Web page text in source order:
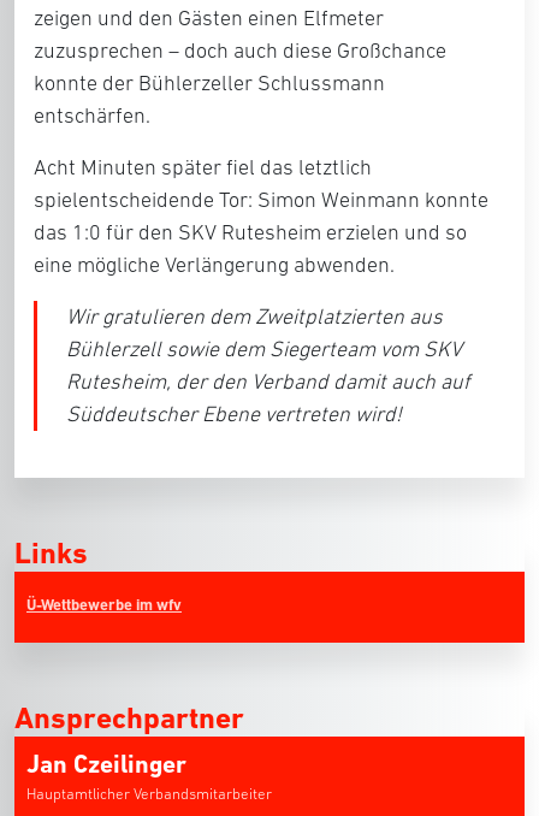
zeigen und den Gästen einen Elfmeter
zuzusprechen – doch auch diese Großchance
konnte der Bühlerzeller Schlussmann
entschärfen.
Acht Minuten später fiel das letztlich
spielentscheidende Tor: Simon Weinmann konnte
das 1:0 für den SKV Rutesheim erzielen und so
eine mögliche Verlängerung abwenden.
Wir gratulieren dem Zweitplatzierten aus
Bühlerzell sowie dem Siegerteam vom SKV
Rutesheim, der den Verband damit auch auf
Süddeutscher Ebene vertreten wird!
Links
Ü-Wettbewerbe im wfv
Ansprechpartner
Jan Czeilinger
Hauptamtlicher Verbandsmitarbeiter